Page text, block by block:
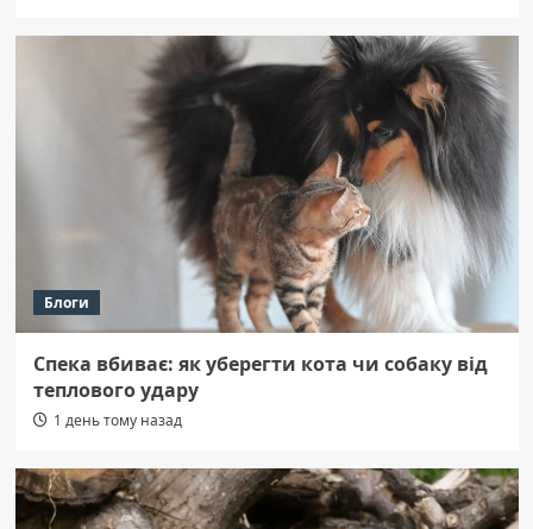
Блоги
Спека вбиває: як уберегти кота чи собаку від
теплового удару
1 день тому назад